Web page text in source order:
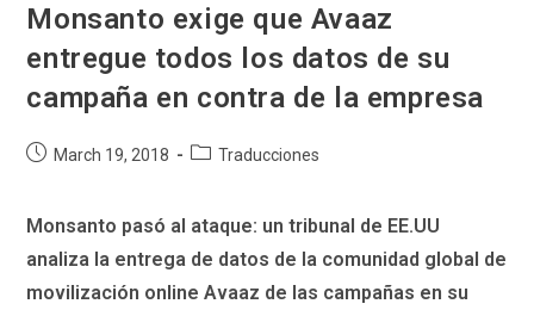
Monsanto exige que Avaaz
entregue todos los datos de su
campaña en contra de la empresa
PostMarch 19, 2018
PostTraducciones
Monsanto pasó al ataque: un tribunal de EE.UU
analiza la entrega de datos de la comunidad global de
movilización online Avaaz de las campañas en su